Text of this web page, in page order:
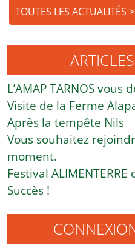
TOUTES LES ACTUALITÉS
L’AMAP TARNOS
Visite de la Ferme
Après la tempête Nils
Vous souhaitez
moment.
Festival
Succès !